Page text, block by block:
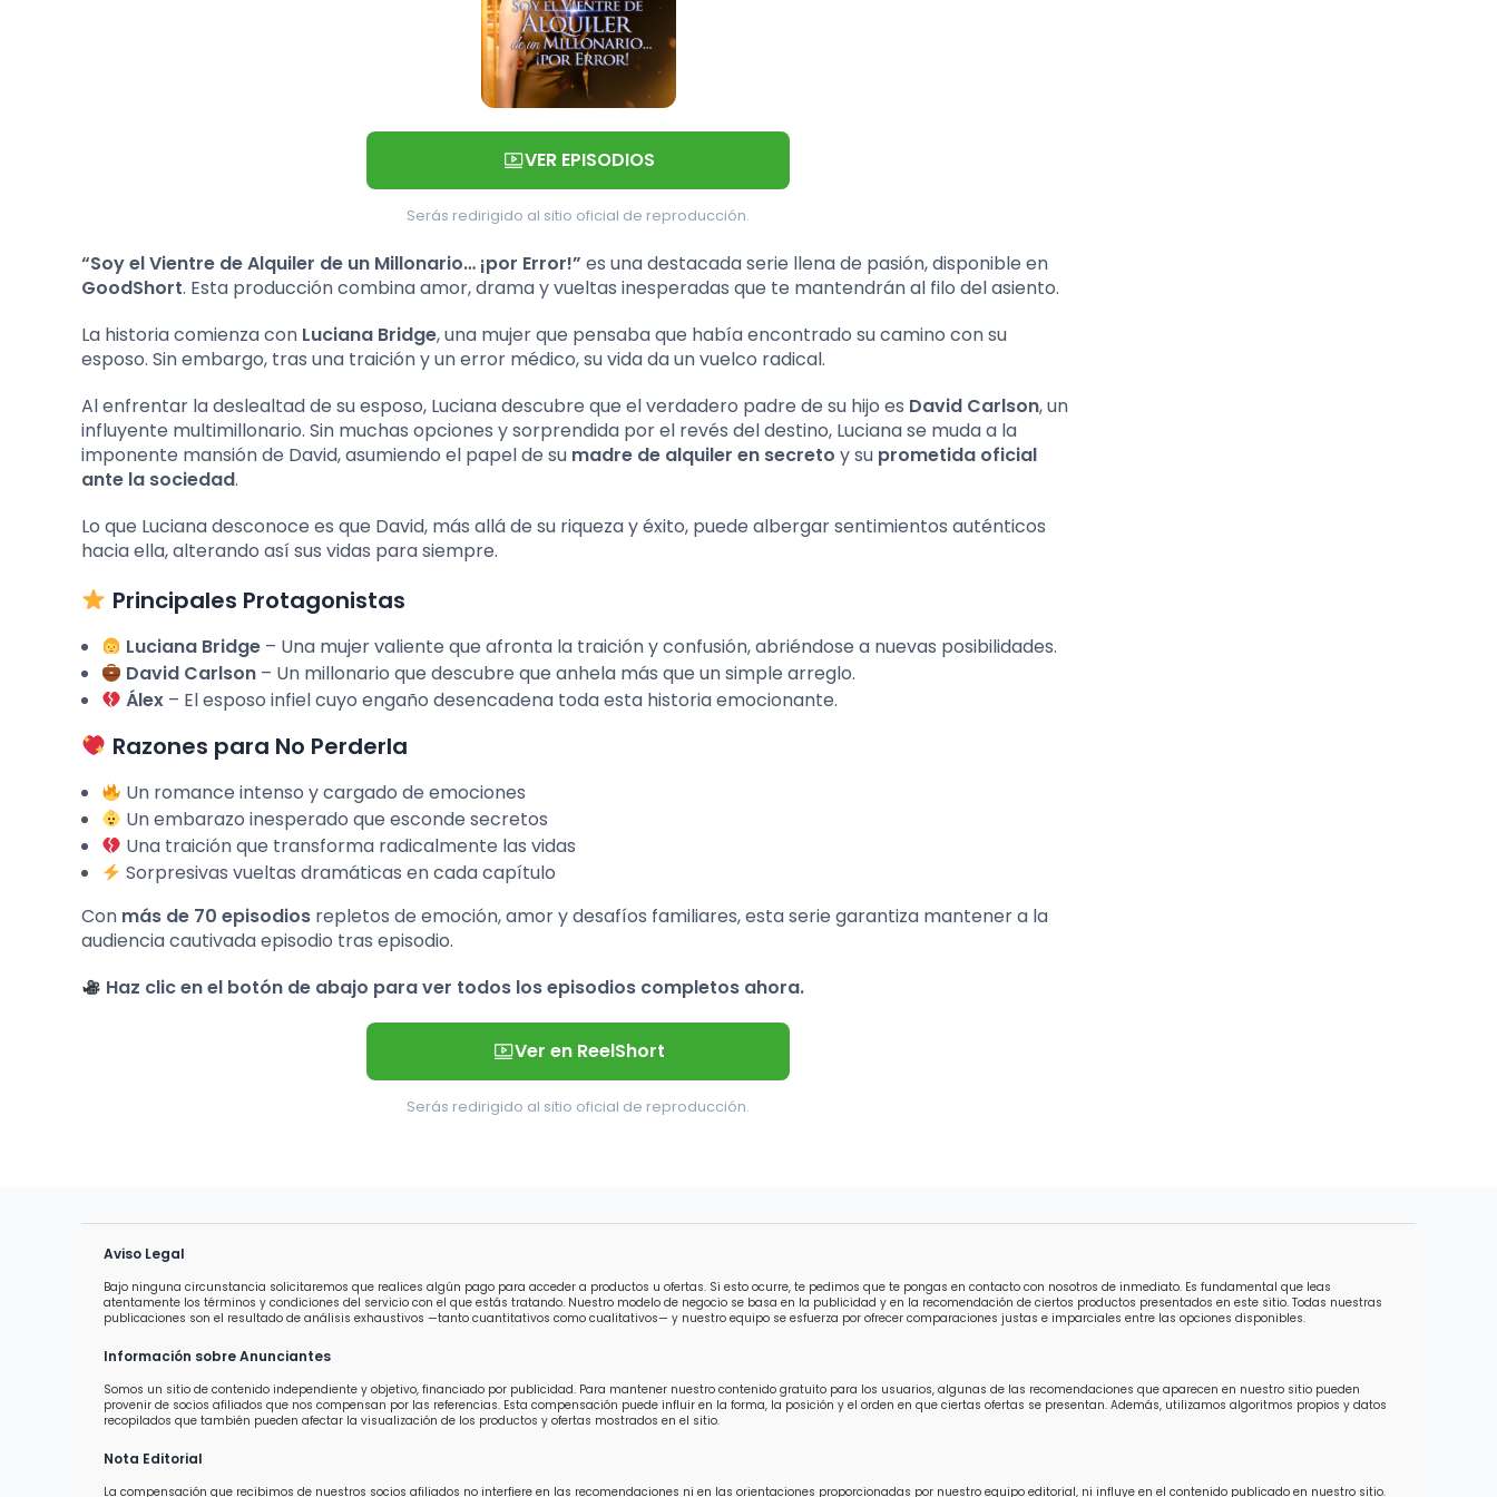
VER EPISODIOS
Serás redirigido al sitio oficial de reproducción.
“Soy el Vientre de Alquiler de un Millonario… ¡por Error!” es una destacada serie llena de pasión, disponible en
GoodShort. Esta producción combina amor, drama y vueltas inesperadas que te mantendrán al filo del asiento.
La historia comienza con Luciana Bridge, una mujer que pensaba que había encontrado su camino con su
esposo. Sin embargo, tras una traición y un error médico, su vida da un vuelco radical.
Al enfrentar la deslealtad de su esposo, Luciana descubre que el verdadero padre de su hijo es David Carlson, un
influyente multimillonario. Sin muchas opciones y sorprendida por el revés del destino, Luciana se muda a la
imponente mansión de David, asumiendo el papel de su madre de alquiler en secreto y su prometida oficial
ante la sociedad.
Lo que Luciana desconoce es que David, más allá de su riqueza y éxito, puede albergar sentimientos auténticos
hacia ella, alterando así sus vidas para siempre.
Principales Protagonistas
Luciana Bridge – Una mujer valiente que afronta la traición y confusión, abriéndose a nuevas posibilidades.
David Carlson – Un millonario que descubre que anhela más que un simple arreglo.
Álex – El esposo infiel cuyo engaño desencadena toda esta historia emocionante.
Razones para No Perderla
Un romance intenso y cargado de emociones
Un embarazo inesperado que esconde secretos
Una traición que transforma radicalmente las vidas
Sorpresivas vueltas dramáticas en cada capítulo
Con más de 70 episodios repletos de emoción, amor y desafíos familiares, esta serie garantiza mantener a la
audiencia cautivada episodio tras episodio.
Haz clic en el botón de abajo para ver todos los episodios completos ahora.
Ver en ReelShort
Serás redirigido al sitio oficial de reproducción.
Aviso Legal
Bajo ninguna circunstancia solicitaremos que realices algún pago para acceder a productos u ofertas. Si esto ocurre, te pedimos que te pongas en contacto con nosotros de inmediato. Es fundamental que leas
atentamente los términos y condiciones del servicio con el que estás tratando. Nuestro modelo de negocio se basa en la publicidad y en la recomendación de ciertos productos presentados en este sitio. Todas nuestras
publicaciones son el resultado de análisis exhaustivos —tanto cuantitativos como cualitativos— y nuestro equipo se esfuerza por ofrecer comparaciones justas e imparciales entre las opciones disponibles.
Información sobre Anunciantes
Somos un sitio de contenido independiente y objetivo, financiado por publicidad. Para mantener nuestro contenido gratuito para los usuarios, algunas de las recomendaciones que aparecen en nuestro sitio pueden
provenir de socios afiliados que nos compensan por las referencias. Esta compensación puede influir en la forma, la posición y el orden en que ciertas ofertas se presentan. Además, utilizamos algoritmos propios y datos
recopilados que también pueden afectar la visualización de los productos y ofertas mostrados en el sitio.
Nota Editorial
La compensación que recibimos de nuestros socios afiliados no interfiere en las recomendaciones ni en las orientaciones proporcionadas por nuestro equipo editorial, ni influye en el contenido publicado en nuestro sitio.